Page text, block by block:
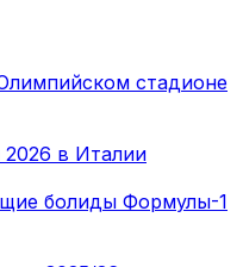
стадионе
2026 в Италии
болиды Формулы-1